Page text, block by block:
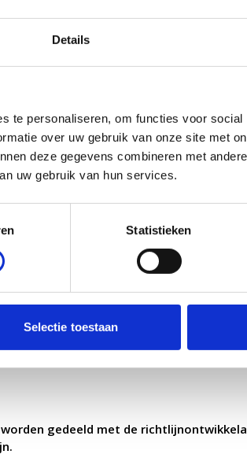
Details
te personaliseren, om functies voor
over uw gebruik van onze site met
deze gegevens combineren met
uw gebruik van hun services.
Statistieken
Selectie toestaan
de adviseurs van het team richtlijnen
gedeeld met de